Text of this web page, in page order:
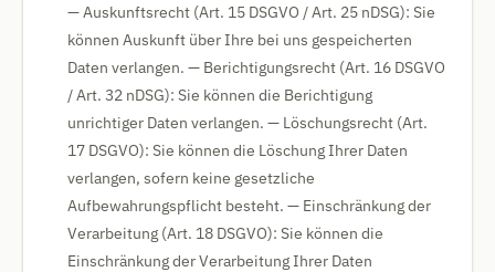
— Auskunftsrecht (Art. 15 DSGVO / Art. 25 nDSG): Sie
können Auskunft über Ihre bei uns gespeicherten
Daten verlangen. — Berichtigungsrecht (Art. 16 DSGVO
/ Art. 32 nDSG): Sie können die Berichtigung
unrichtiger Daten verlangen. — Löschungsrecht (Art.
17 DSGVO): Sie können die Löschung Ihrer Daten
verlangen, sofern keine gesetzliche
Aufbewahrungspflicht besteht. — Einschränkung der
Verarbeitung (Art. 18 DSGVO): Sie können die
Einschränkung der Verarbeitung Ihrer Daten